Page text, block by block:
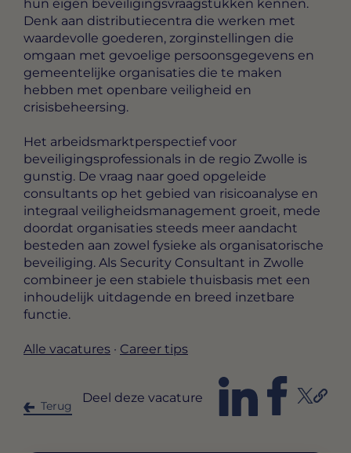
hun eigen beveiligingsvraagstukken kennen.
Denk aan distributiecentra die werken met
waardevolle goederen, zorginstellingen die
omgaan met gevoelige persoonsgegevens en
gemeentelijke organisaties die te maken
hebben met openbare veiligheid en
crisisbeheersing.
Het arbeidsmarktperspectief voor
beveiligingsprofessionals in de regio Zwolle is
gunstig. De vraag naar goed opgeleide
consultants op het gebied van risicoanalyse en
integraal veiligheidsmanagement groeit, mede
doordat organisaties steeds meer aandacht
besteden aan zowel fysieke als organisatorische
beveiliging. Als Security Consultant in Zwolle
combineer je een stabiele thuisbasis met een
inhoudelijk uitdagende en breed inzetbare
functie.
Alle vacatures · Career tips
Terug
Deel deze vacature